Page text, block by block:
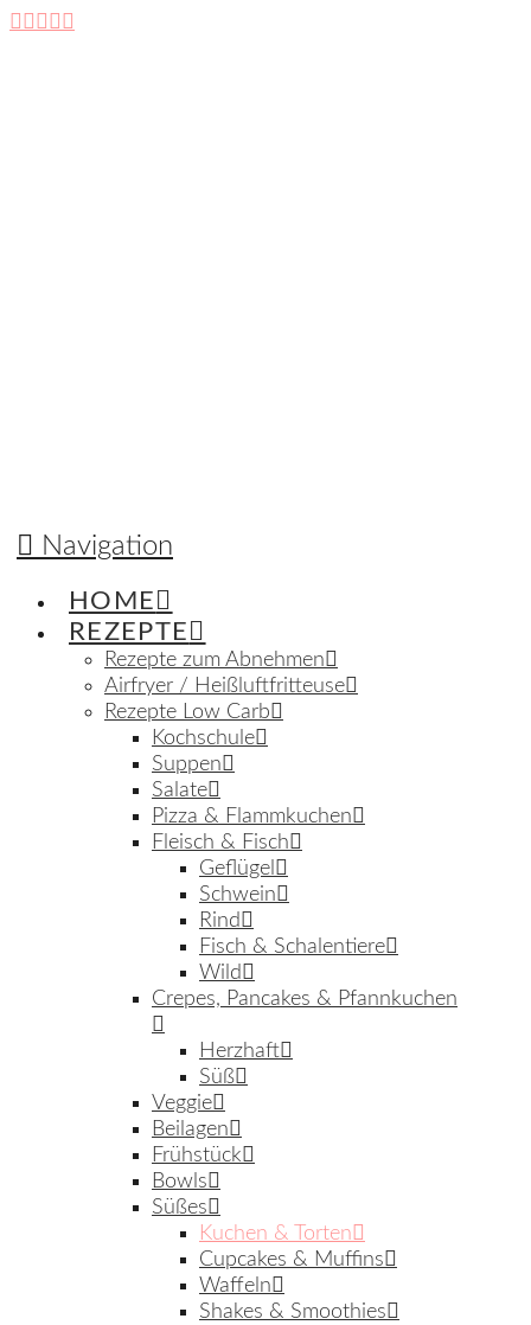
Navigation
HOME
REZEPTE
Rezepte zum Abnehmen
Airfryer / Heißluftfritteuse
Rezepte Low Carb
Kochschule
Suppen
Salate
Pizza & Flammkuchen
Fleisch & Fisch
Geflügel
Schwein
Rind
Fisch & Schalentiere
Wild
Crepes, Pancakes & Pfannkuchen
Herzhaft
Süß
Veggie
Beilagen
Frühstück
Bowls
Süßes
Kuchen & Torten
Cupcakes & Muffins
Waffeln
Shakes & Smoothies